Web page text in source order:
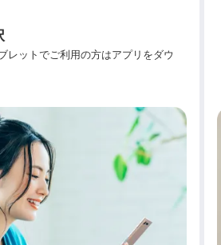
レットでご利用の方はアプリをダウ